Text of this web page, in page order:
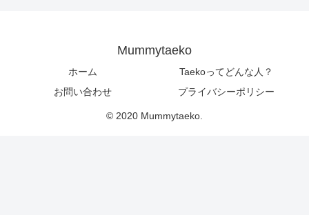
Mummytaeko
ホーム
Taekoってどんな人？
お問い合わせ
プライバシーポリシー
© 2020 Mummytaeko.